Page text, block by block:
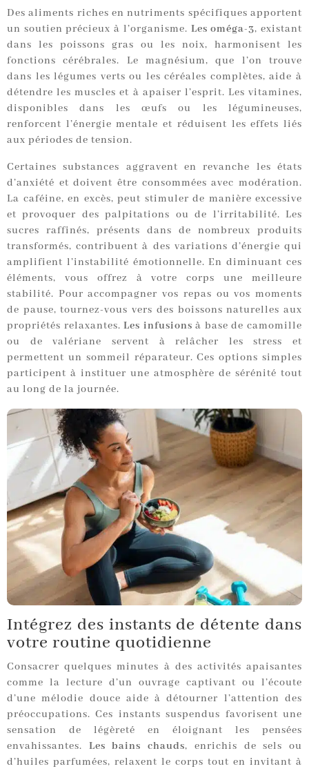
Des aliments riches en nutriments spécifiques apportent
un soutien précieux à l’organisme. Les oméga-3, existant
dans les poissons gras ou les noix, harmonisent les
fonctions cérébrales. Le magnésium, que l’on trouve
dans les légumes verts ou les céréales complètes, aide à
détendre les muscles et à apaiser l’esprit. Les vitamines,
disponibles dans les œufs ou les légumineuses,
renforcent l’énergie mentale et réduisent les effets liés
aux périodes de tension.
Certaines substances aggravent en revanche les états
d’anxiété et doivent être consommées avec modération.
La caféine, en excès, peut stimuler de manière excessive
et provoquer des palpitations ou de l’irritabilité. Les
sucres raffinés, présents dans de nombreux produits
transformés, contribuent à des variations d’énergie qui
amplifient l’instabilité émotionnelle. En diminuant ces
éléments, vous offrez à votre corps une meilleure
stabilité. Pour accompagner vos repas ou vos moments
de pause, tournez-vous vers des boissons naturelles aux
propriétés relaxantes.Les infusions à base de camomille
ou de valériane servent à relâcher les stress et
permettent un sommeil réparateur. Ces options simples
participent à instituer une atmosphère de sérénité tout
au long de la journée.
Intégrez des instants de détente dans
votre routine quotidienne
Consacrer quelques minutes à des activités apaisantes
comme la lecture d’un ouvrage captivant ou l’écoute
d’une mélodie douce aide à détourner l’attention des
préoccupations. Ces instants suspendus favorisent une
sensation de légèreté en éloignant les pensées
envahissantes. Les bains chauds, enrichis de sels ou
d’huiles parfumées, relaxent le corps tout en invitant à